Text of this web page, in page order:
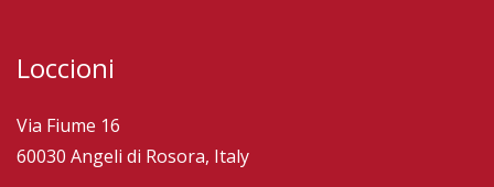
Loccioni
Via Fiume 16
60030 Angeli di Rosora, Italy